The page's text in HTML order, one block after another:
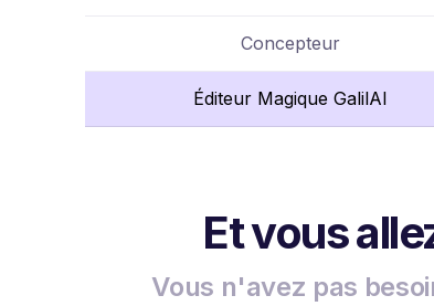
Concepteur
Éditeur Magique GalilAI
Et vous
Vous n'avez pas